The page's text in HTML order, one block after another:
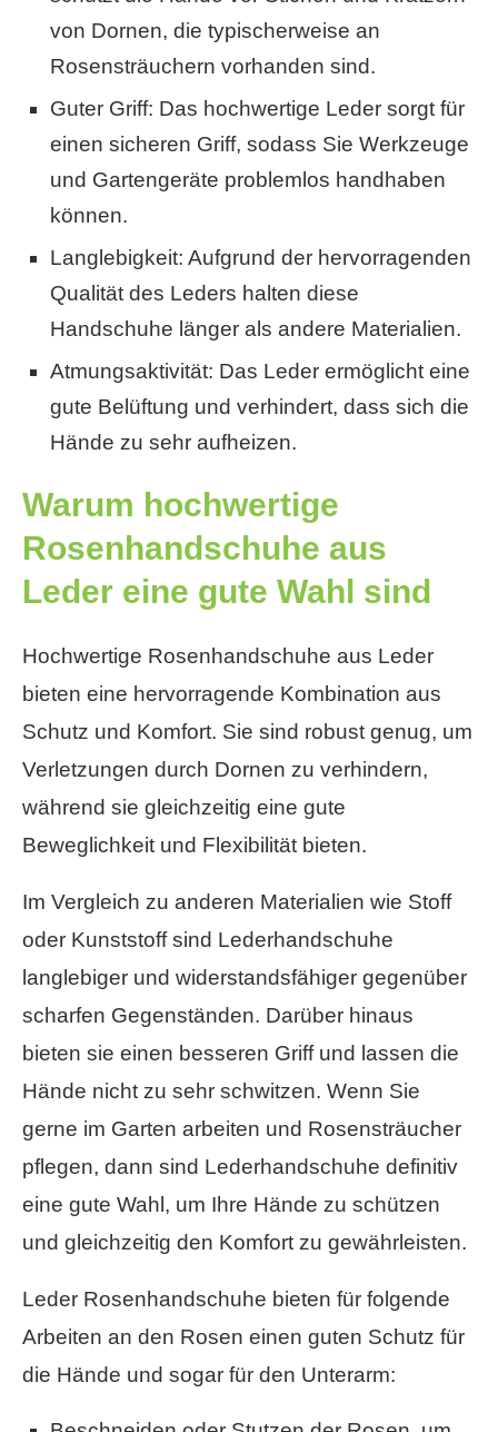
von Dornen, die typischerweise an
Rosensträuchern vorhanden sind.
Guter Griff: Das hochwertige Leder sorgt für
einen sicheren Griff, sodass Sie Werkzeuge
und Gartengeräte problemlos handhaben
können.
Langlebigkeit: Aufgrund der hervorragenden
Qualität des Leders halten diese
Handschuhe länger als andere Materialien.
Atmungsaktivität: Das Leder ermöglicht eine
gute Belüftung und verhindert, dass sich die
Hände zu sehr aufheizen.
Warum hochwertige
Rosenhandschuhe aus
Leder eine gute Wahl sind
Hochwertige Rosenhandschuhe aus Leder
bieten eine hervorragende Kombination aus
Schutz und Komfort. Sie sind robust genug, um
Verletzungen durch Dornen zu verhindern,
während sie gleichzeitig eine gute
Beweglichkeit und Flexibilität bieten.
Im Vergleich zu anderen Materialien wie Stoff
oder Kunststoff sind Lederhandschuhe
langlebiger und widerstandsfähiger gegenüber
scharfen Gegenständen. Darüber hinaus
bieten sie einen besseren Griff und lassen die
Hände nicht zu sehr schwitzen. Wenn Sie
gerne im Garten arbeiten und Rosensträucher
pflegen, dann sind Lederhandschuhe definitiv
eine gute Wahl, um Ihre Hände zu schützen
und gleichzeitig den Komfort zu gewährleisten.
Leder Rosenhandschuhe bieten für folgende
Arbeiten an den Rosen einen guten Schutz für
die Hände und sogar für den Unterarm: